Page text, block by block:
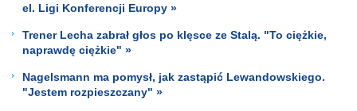
el. Ligi Konferencji Europy »
Trener Lecha zabrał głos po klęsce ze Stalą. "To ciężkie,
naprawdę ciężkie" »
Nagelsmann ma pomysł, jak zastąpić Lewandowskiego.
"Jestem rozpieszczany" »